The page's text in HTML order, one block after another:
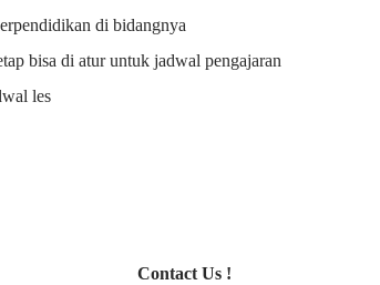
di bidangnya
bisa di atur untuk jadwal pengajaran
les
Contact Us !